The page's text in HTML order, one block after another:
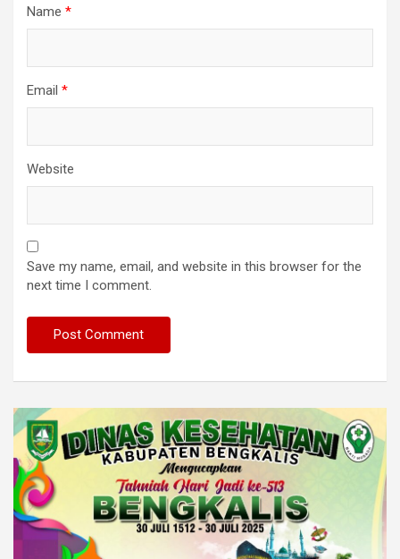
Name *
Email *
Website
Save my name, email, and website in this browser for the
next time I comment.